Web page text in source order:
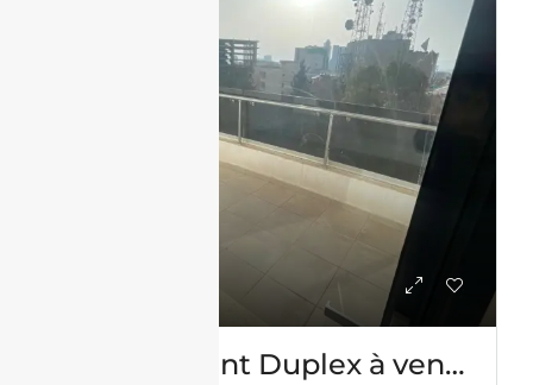
Appartement Duplex à vendre -Usto- Oran avec vue panoramique